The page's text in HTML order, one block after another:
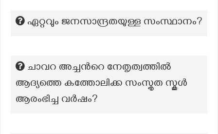
ഏറ്റവും ജനസാന്ദ്രതയുള്ള സംസ്ഥാനം?
ചാവറ അച്ചന്‍റെ നേതൃത്വത്തിൽ
ആദ്യത്തെ കത്തോലിക്ക സംസ്കൃത സ്കൂൾ
ആരംഭിച്ച വർഷം?